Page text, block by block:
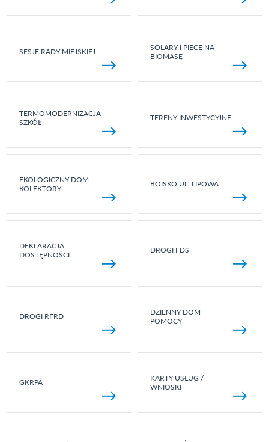
SESJE RADY MIEJSKIEJ
SOLARY I PIECE NA
BIOMASĘ
TERMOMODERNIZACJA
SZKÓŁ
TERENY INWESTYCYJNE
EKOLOGICZNY DOM -
KOLEKTORY
BOISKO UL. LIPOWA
DEKLARACJA
DOSTĘPNOŚCI
DROGI FDS
DROGI RFRD
DZIENNY DOM
POMOCY
GKRPA
KARTY USŁUG /
WNIOSKI